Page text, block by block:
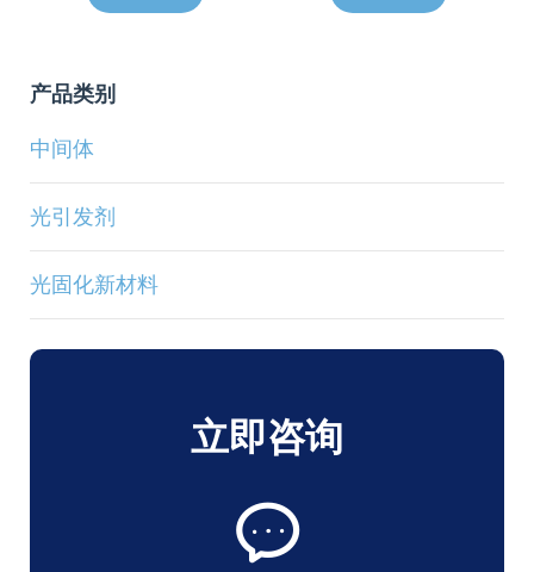
产品类别
中间体
光引发剂
光固化新材料
立即咨询